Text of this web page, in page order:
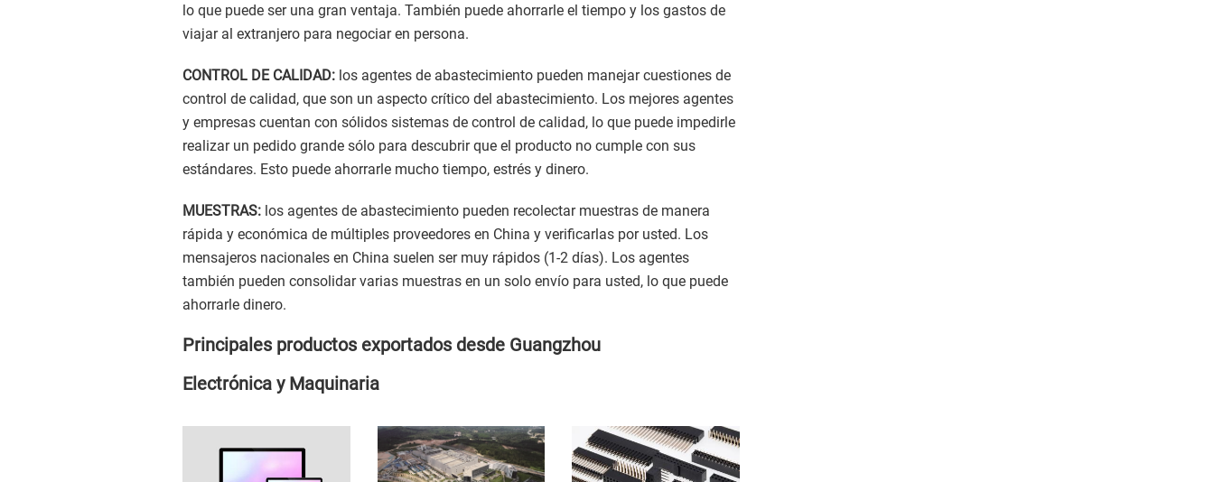
lo que puede ser una gran ventaja. También puede ahorrarle el tiempo y los gastos de
viajar al extranjero para negociar en persona.
CONTROL DE CALIDAD: los agentes de abastecimiento pueden manejar cuestiones de
control de calidad, que son un aspecto crítico del abastecimiento. Los mejores agentes
y empresas cuentan con sólidos sistemas de control de calidad, lo que puede impedirle
realizar un pedido grande sólo para descubrir que el producto no cumple con sus
estándares. Esto puede ahorrarle mucho tiempo, estrés y dinero.
MUESTRAS: los agentes de abastecimiento pueden recolectar muestras de manera
rápida y económica de múltiples proveedores en China y verificarlas por usted. Los
mensajeros nacionales en China suelen ser muy rápidos (1-2 días). Los agentes
también pueden consolidar varias muestras en un solo envío para usted, lo que puede
ahorrarle dinero.
Principales productos exportados desde Guangzhou
Electrónica y Maquinaria